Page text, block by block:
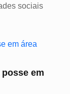
sociais
em